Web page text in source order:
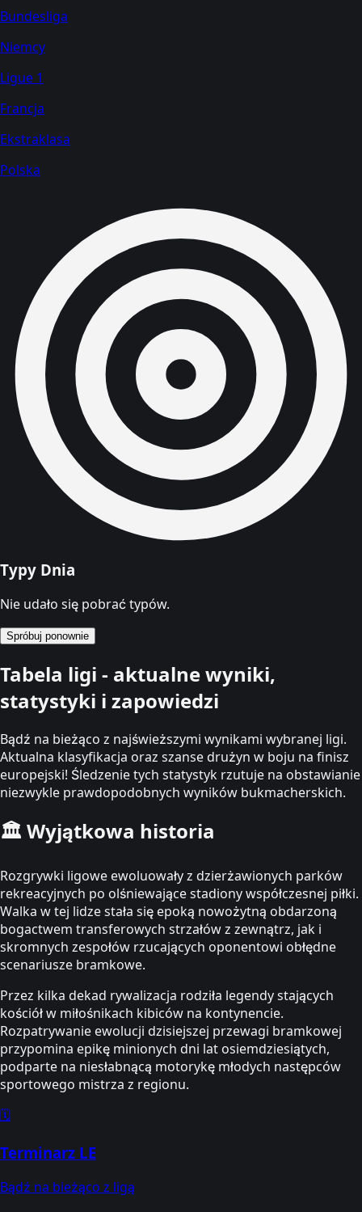
Bundesliga
Niemcy
Ligue 1
Francja
Ekstraklasa
Polska
Typy Dnia
Nie udało się pobrać typów.
Spróbuj ponownie
Tabela ligi - aktualne wyniki,
statystyki i zapowiedzi
Bądź na bieżąco z najświeższymi wynikami wybranej ligi.
Aktualna klasyfikacja oraz szanse drużyn w boju na finisz
europejski! Śledzenie tych statystyk rzutuje na obstawianie
niezwykle prawdopodobnych wyników bukmacherskich.
🏛️ Wyjątkowa historia
Rozgrywki ligowe ewoluowały z dzierżawionych parków
rekreacyjnych po olśniewające stadiony współczesnej piłki.
Walka w tej lidze stała się epoką nowożytną obdarzoną
bogactwem transferowych strzałów z zewnątrz, jak i
skromnych zespołów rzucających oponentowi obłędne
scenariusze bramkowe.
Przez kilka dekad rywalizacja rodziła legendy stających
kościół w miłośnikach kibiców na kontynencie.
Rozpatrywanie ewolucji dzisiejszej przewagi bramkowej
przypomina epikę minionych dni lat osiemdziesiątych,
podparte na niesłabnącą motorykę młodych następców
sportowego mistrza z regionu.
🗓️
Terminarz LE
Bądź na bieżąco z ligą